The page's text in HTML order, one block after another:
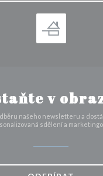
v
našeho newsletteru a
sdělení a